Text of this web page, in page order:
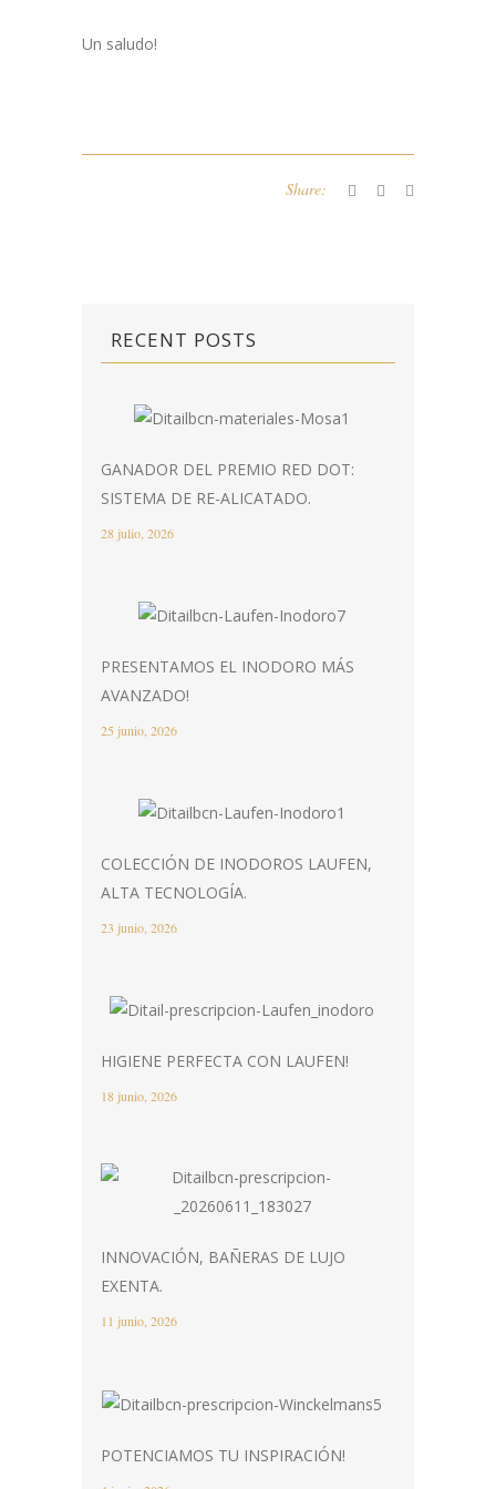
Un saludo!
Share:
RECENT POSTS
GANADOR DEL PREMIO RED DOT:
SISTEMA DE RE-ALICATADO.
28 julio, 2026
PRESENTAMOS EL INODORO MÁS
AVANZADO!
25 junio, 2026
COLECCIÓN DE INODOROS LAUFEN,
ALTA TECNOLOGÍA.
23 junio, 2026
HIGIENE PERFECTA CON LAUFEN!
18 junio, 2026
INNOVACIÓN, BAÑERAS DE LUJO
EXENTA.
11 junio, 2026
POTENCIAMOS TU INSPIRACIÓN!